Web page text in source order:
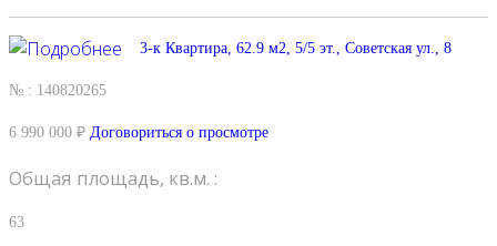
3-к Квартира, 62.9 м2, 5/5 эт., Советская ул., 8
№ : 140820265
6 990 000 ₽ Договориться о просмотре
Общая площадь, кв.м. :
63